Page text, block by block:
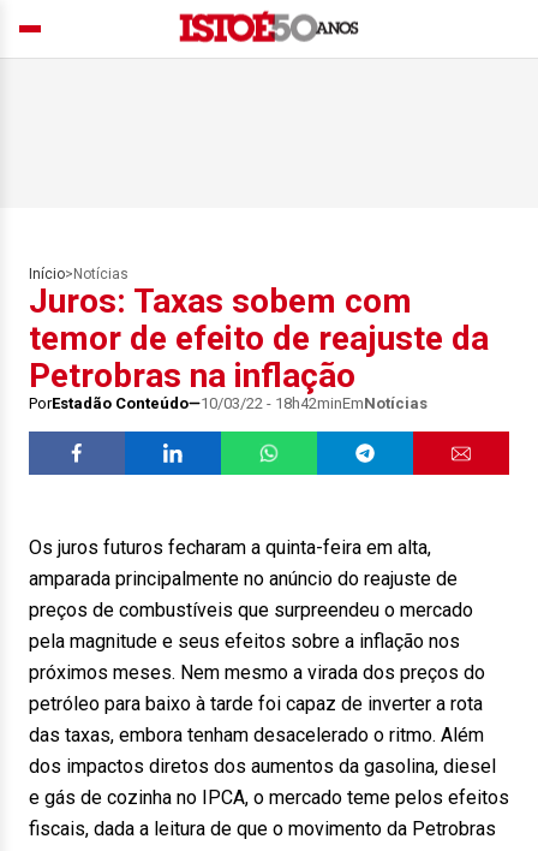
Início> Notícias
Juros: Taxas sobem com
temor de efeito de reajuste da
Petrobras na inflação
PorEstadão Conteúdo 10/03/22 - 18h42minEmNotícias
Os juros futuros fecharam a quinta-feira em alta,
amparada principalmente no anúncio do reajuste de
preços de combustíveis que surpreendeu o mercado
pela magnitude e seus efeitos sobre a inflação nos
próximos meses. Nem mesmo a virada dos preços do
petróleo para baixo à tarde foi capaz de inverter a rota
das taxas, embora tenham desacelerado o ritmo. Além
dos impactos diretos dos aumentos da gasolina, diesel
e gás de cozinha no IPCA, o mercado teme pelos efeitos
fiscais, dada a leitura de que o movimento da Petrobras